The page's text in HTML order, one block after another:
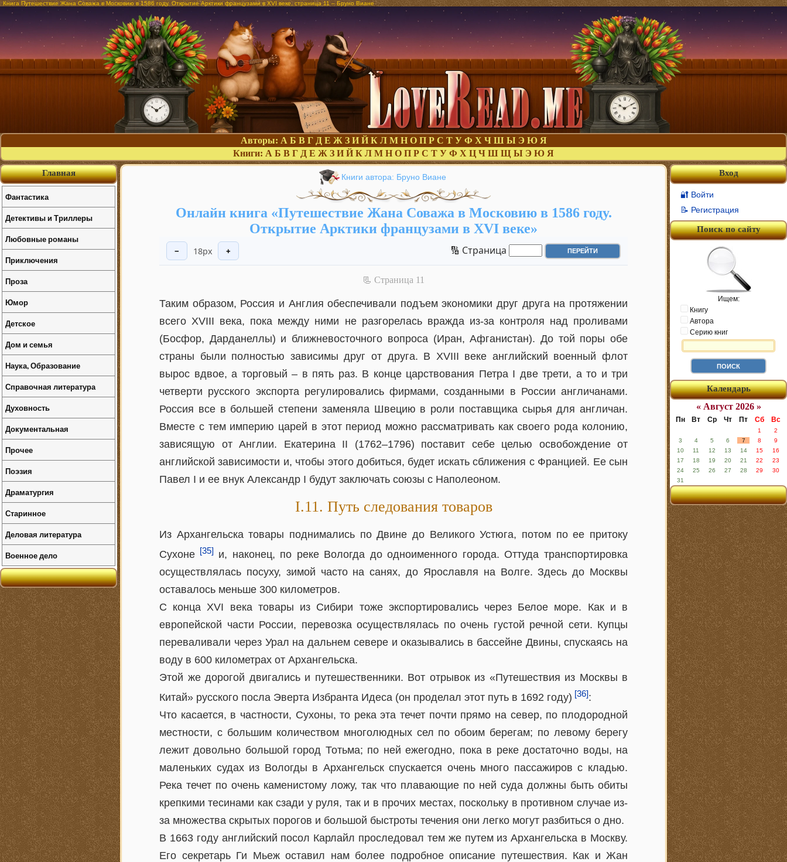
Книга Путешествие Жана Соважа в Московию в 1586 году. Открытие Арктики французами в XVI веке, страница 11 – Бруно Виане
Авторы: А Б В Г Д Е Ж З И Й К Л М Н О П Р С Т У Ф Х Ч Ш Ы Э Ю Я
Книги: А Б В Г Д Е Ж З И Й К Л М Н О П Р С Т У Ф Х Ц Ч Ш Щ Ы Э Ю Я
Книги автора: Бруно Виане
Онлайн книга «Путешествие Жана Соважа в Московию в 1586 году.
Открытие Арктики французами в XVI веке»
− 18px + 🔢 Страница
📃 Cтраница 11
Таким образом, Россия и Англия обеспечивали подъем экономики друг друга на протяжении
всего XVIII века, пока между ними не разгорелась вражда из-за контроля над проливами
(Босфор, Дарданеллы) и ближневосточного вопроса (Иран, Афганистан). До той поры обе
страны были полностью зависимы друг от друга. В XVIII веке английский военный флот
вырос вдвое, а торговый – в пять раз. В конце царствования Петра I две трети, а то и три
четверти русского экспорта регулировались фирмами, созданными в России англичанами.
Россия все в большей степени заменяла Швецию в роли поставщика сырья для англичан.
Вместе с тем империю царей в этот период можно рассматривать как своего рода колонию,
зависящую от Англии. Екатерина II (1762–1796) поставит себе целью освобождение от
английской зависимости и, чтобы этого добиться, будет искать сближения с Францией. Ее сын
Павел I и ее внук Александр I будут заключать союзы с Наполеоном.
I.11. Путь следования товаров
Из Архангельска товары поднимались по Двине до Великого Устюга, потом по ее притоку
Сухоне [35]и, наконец, по реке Вологда до одноименного города. Оттуда транспортировка
осуществлялась посуху, зимой часто на санях, до Ярославля на Волге. Здесь до Москвы
оставалось меньше 300 километров.
С конца XVI века товары из Сибири тоже экспортировались через Белое море. Как и в
европейской части России, перевозка осуществлялась по очень густой речной сети. Купцы
переваливали через Урал на дальнем севере и оказывались в бассейне Двины, спускаясь на
воду в 600 километрах от Архангельска.
Этой же дорогой двигались и путешественники. Вот отрывок из «Путешествия из Москвы в
Китай» русского посла Эверта Избранта Идеса (он проделал этот путь в 1692 году) [36]:
Что касается, в частности, Сухоны, то река эта течет почти прямо на север, по плодородной
местности, с большим количеством многолюдных сел по обоим берегам; по левому берегу
лежит довольно большой город Тотьма; по ней ежегодно, пока в реке достаточно воды, на
маленьких судах из Вологды в Архангельск спускается очень много пассажиров с кладью.
Река течет по очень каменистому ложу, так что плавающие по ней суда должны быть обиты
крепкими тесинами как сзади у руля, так и в прочих местах, поскольку в противном случае из-
за множества скрытых порогов и большой быстроты течения они легко могут разбиться о дно.
В 1663 году английский посол Карлайл проследовал тем же путем из Архангельска в Москву.
Его секретарь Ги Мьеж оставил нам более подробное описание путешествия. Как и Жан
Вход
🔐 Войти
📝 Регистрация
Поиск по сайту
Ищем:
Книгу
Автора
Серию книг
Календарь
« Август 2026 »
Пн Вт Ср Чт Пт Сб Вс
1
2
3
4 5 6 7 8
9
10
11 12 13 14 15
16
17
18 19 20 21 22
23
24
25 26 27 28 29
30
31
Главная
Фантастика
Детективы и Триллеры
Любовные романы
Приключения
Проза
Юмор
Детское
Дом и семья
Наука, Образование
Справочная литература
Духовность
Документальная
Прочее
Поэзия
Драматургия
Старинное
Деловая литература
Военное дело